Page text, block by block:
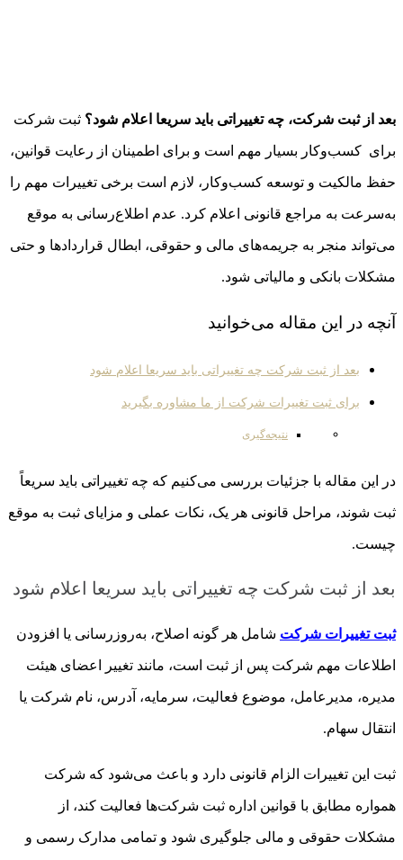
بعد از ثبت شرکت، چه تغییراتی باید سریعا اعلام شود؟ ثبت شرکت
برای کسب‌وکار بسیار مهم است و برای اطمینان از رعایت قوانین،
حفظ مالکیت و توسعه کسب‌وکار، لازم است برخی تغییرات مهم را
به‌سرعت به مراجع قانونی اعلام کرد. عدم اطلاع‌رسانی به موقع
می‌تواند منجر به جریمه‌های مالی و حقوقی، ابطال قراردادها و حتی
مشکلات بانکی و مالیاتی شود.
آنچه در این مقاله می‌خوانید
بعد از ثبت شرکت چه تغییراتی باید سریعا اعلام شود
برای ثبت تغییرات شرکت از ما مشاوره بگیرید
نتیجه‌گیری
در این مقاله با جزئیات بررسی می‌کنیم که چه تغییراتی باید سریعاً
ثبت شوند، مراحل قانونی هر یک، نکات عملی و مزایای ثبت به موقع
چیست.
بعد از ثبت شرکت چه تغییراتی باید سریعا اعلام شود
ثبت تغییرات شرکت شامل هر گونه اصلاح، به‌روزرسانی یا افزودن
اطلاعات مهم شرکت پس از ثبت است، مانند تغییر اعضای هیئت
مدیره، مدیرعامل، موضوع فعالیت، سرمایه، آدرس، نام شرکت یا
انتقال سهام.
ثبت این تغییرات الزام قانونی دارد و باعث می‌شود که شرکت
همواره مطابق با قوانین اداره ثبت شرکت‌ها فعالیت کند، از
مشکلات حقوقی و مالی جلوگیری شود و تمامی مدارک رسمی و